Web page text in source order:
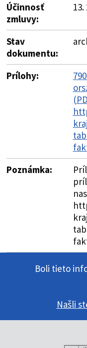
Účinnosť
zmluvy:
13.
Stav
dokumentu:
Prílohy:
Poznámka:
Boli tieto
Našli